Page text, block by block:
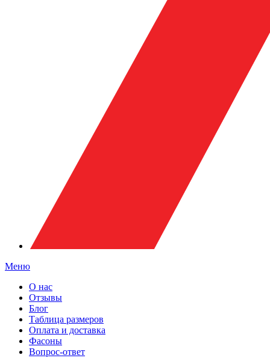
Меню
О нас
Отзывы
Блог
Таблица размеров
Оплата и доставка
Фасоны
Вопрос-ответ